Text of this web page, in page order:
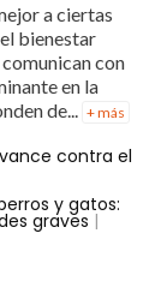
a ciertas
bienestar
con
en la
de... + más
contra el
y gatos:
graves |